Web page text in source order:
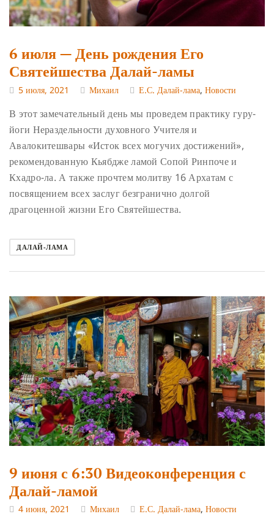
6 июля — День рождения Его
Святейшества Далай-ламы
5 июля, 2021 Михаил Е.С. Далай-лама, Новости
В этот замечательный день мы проведем практику гуру-
йоги Нераздельности духовного Учителя и
Авалокитешвары «Исток всех могучих достижений»,
рекомендованную Кьябдже ламой Сопой Ринпоче и
Кхадро-ла. А также прочтем молитву 16 Архатам с
посвящением всех заслуг безгранично долгой
драгоценной жизни Его Святейшества.
ДАЛАЙ-ЛАМА
9 июня с 6:30 Видеоконференция с
Далай-ламой
4 июня, 2021 Михаил Е.С. Далай-лама, Новости